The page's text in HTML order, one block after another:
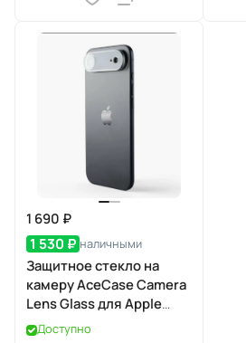
1 690 ₽
1 530 ₽ наличными
Защитное стекло на
камеру AceCase Camera
Lens Glass для Apple
iPhone 17 Air
Доступно